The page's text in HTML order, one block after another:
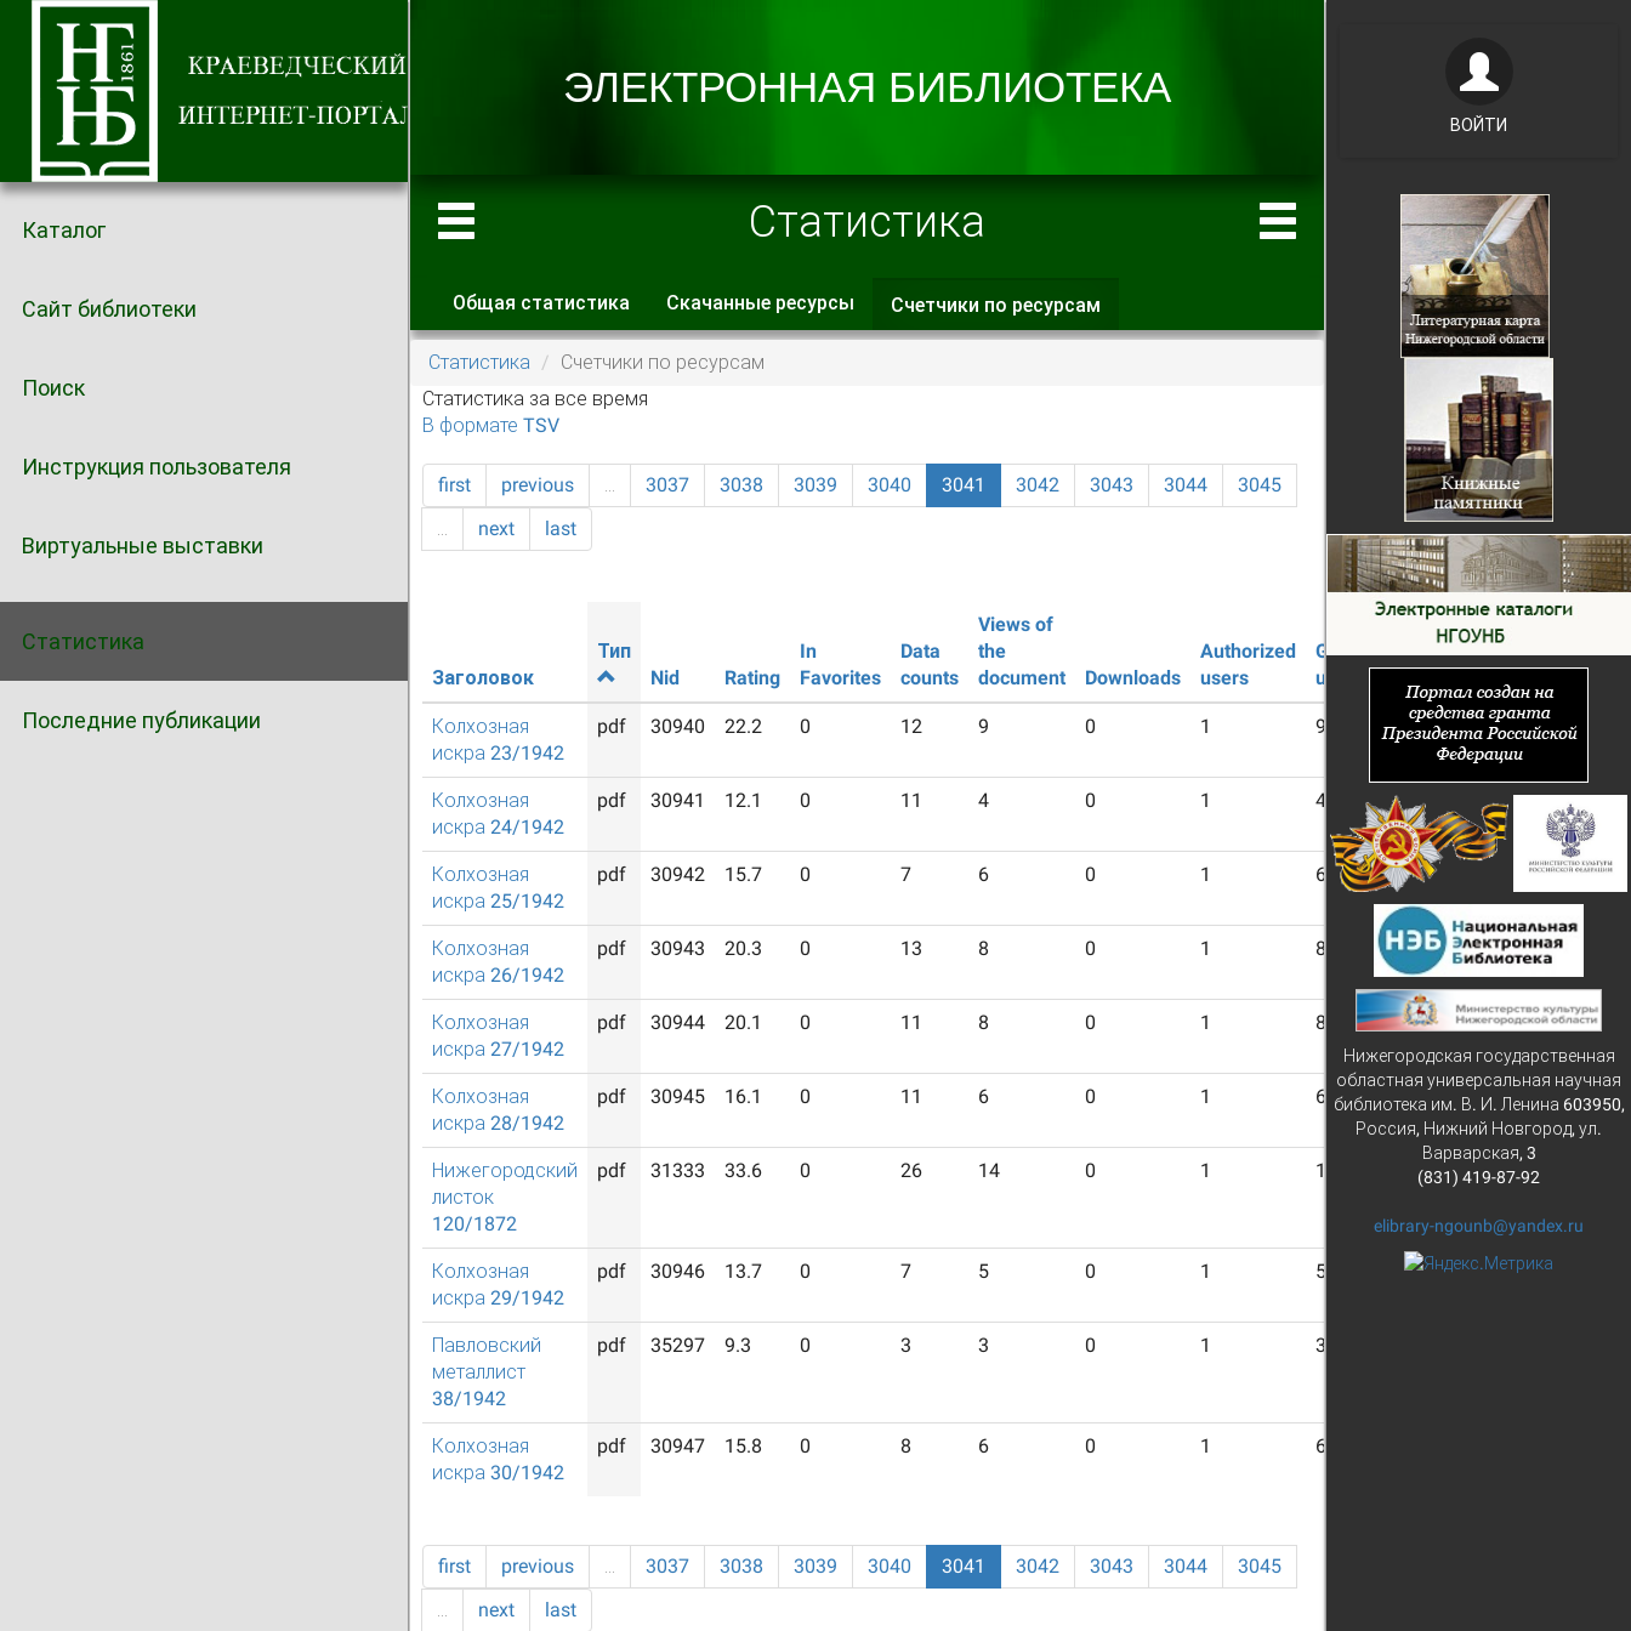
Каталог
Сайт библиотеки
Поиск
Инструкция пользователя
Виртуальные выставки
Статистика
Последние публикации
Статистика
Главные вкладки
Общая статистика Скачанные ресурсы Счетчики по ресурсам
вкладка)
Статистика
Счетчики по ресурсам
Статистика за все время
В формате TSV
first previous … 3037 3038 3039 3040 3041 3042 3043 3044
3045
…
next last
Заголовок
Тип
Nid
Rating
In
Favorites
Data
counts
Views of
the
document
Downloads
Authorized
users
Guest
users
Колхозная
искра 23/1942
pdf 30940 22.2 0 12 9 0 1 9
Колхозная
искра 24/1942
pdf 30941 12.1 0 11 4 0 1 4
Колхозная
искра 25/1942
pdf 30942 15.7 0 7 6 0 1 6
Колхозная
искра 26/1942
pdf 30943 20.3 0 13 8 0 1 8
Колхозная
искра 27/1942
pdf 30944 20.1 0 11 8 0 1 8
Колхозная
искра 28/1942
pdf 30945 16.1 0 11 6 0 1 6
Нижегородский
листок
120/1872
pdf 31333 33.6 0 26 14 0 1 14
Колхозная
искра 29/1942
pdf 30946 13.7 0 7 5 0 1 5
Павловский
металлист
38/1942
pdf 35297 9.3 0 3 3 0 1 3
Колхозная
искра 30/1942
pdf 30947 15.8 0 8 6 0 1 6
first previous … 3037 3038 3039 3040 3041 3042 3043 3044
3045
…
next last
ВОЙТИ
Нижегородская государственная
областная универсальная научная
библиотека им. В. И. Ленина 603950,
Россия, Нижний Новгород, ул.
Варварская, 3
(831) 419-87-92
elibrary-ngounb@yandex.ru